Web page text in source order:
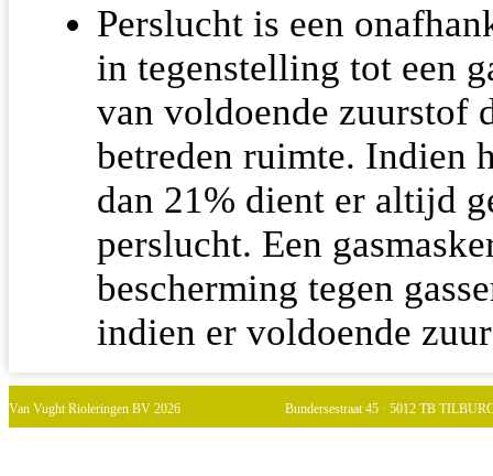
Perslucht is een
in tegenstelling tot een
van voldoende zuurstof
betreden ruimte. Indien
dan 21% dient er altijd
perslucht. Een
bescherming tegen
indien er voldoende
Van Vught Rioleringen BV 2026 Bundersestraat 45 · 5012 TB